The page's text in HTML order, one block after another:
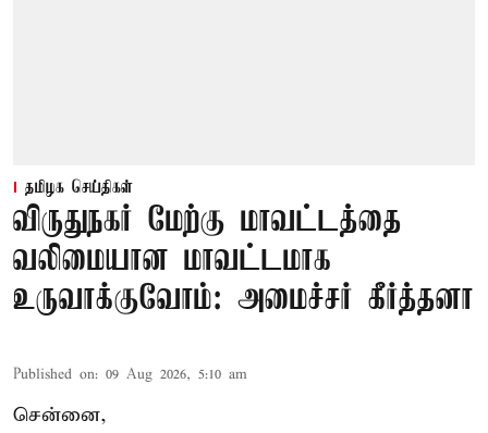
தமிழக செய்திகள்
விருதுநகர் மேற்கு மாவட்டத்தை
வலிமையான மாவட்டமாக
உருவாக்குவோம்: அமைச்சர் கீர்த்தனா
Published on: 09 Aug 2026, 5:10 am
சென்னை,